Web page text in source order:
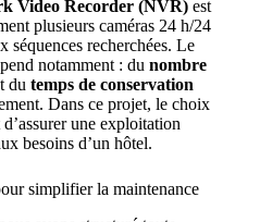
Video Recorder (NVR) est
plusieurs caméras 24 h/24
séquences recherchées. Le
notamment : du nombre
du temps de conservation
Dans ce projet, le choix
d’assurer une exploitation
besoins d’un hôtel.
simplifier la maintenance